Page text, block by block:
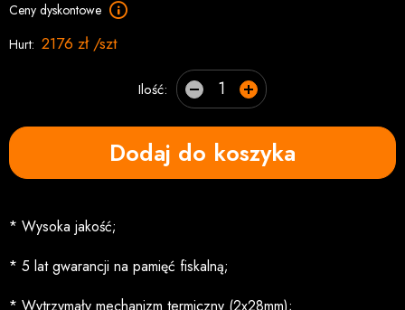
Ceny dyskontowe
Hurt: 2176 zł /szt
Ilość:
Dodaj do koszyka
* Wysoka jakość;
* 5 lat gwarancji na pamięć fiskalną;